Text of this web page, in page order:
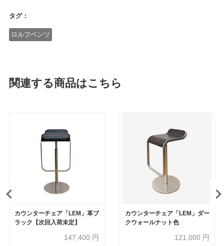
タグ：
ロルフベンツ
関連する商品はこちら
カウンターチェア「LEM」革ブ
ラック【次回入荷未定】
147,400 円
カウンターチェア「LEM」ダー
クウォールナット色
121,000 円